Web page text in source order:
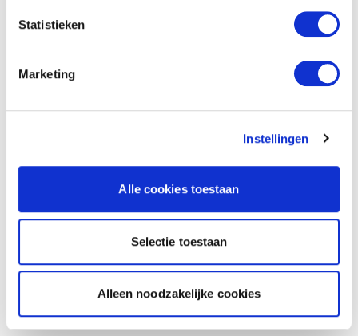
Statistieken
Marketing
Instellingen
Alle cookies toestaan
Selectie toestaan
Alleen noodzakelijke cookies